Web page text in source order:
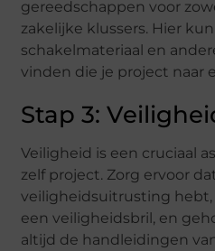
gereedschappen voor
zakelijke klussers. Hier
schakelmateriaal en
vinden die je project naar
Stap 3:
Veiligheid is een cruciaal
zelf project. Zorg ervoor
veiligheidsuitrusting hebt,
een veiligheidsbril, en
altijd de handleidingen